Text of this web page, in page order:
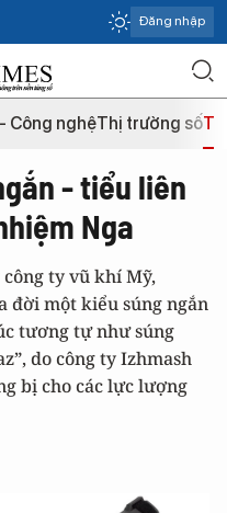
Đăng nhập
Công nghệThị trường số
- tiểu liên
Nga
ty vũ khí Mỹ,
đời một kiểu súng ngắn
tương tự như súng
do công ty Izhmash
bị cho các lực lượng